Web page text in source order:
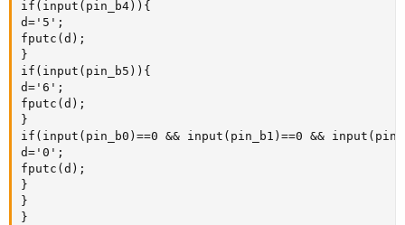
if(input(pin_b4)){
d='5';
fputc(d);
}
if(input(pin_b5)){
d='6';
fputc(d);
}
if(input(pin_b0)==0 && input(pin_b1)==0 &&
d='0';
fputc(d);
}
}
}